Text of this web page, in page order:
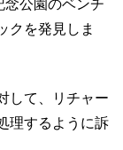
念公園のベンチ
クを発見しま
して、リチャー
理するように訴